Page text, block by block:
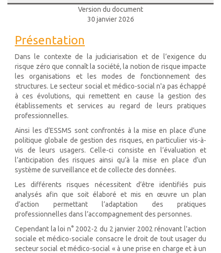
Version du document
30 janvier 2026
Présentation
Dans le contexte de la judiciarisation et de l’exigence du
risque zéro que connaît la société, la notion de risque impacte
les organisations et les modes de fonctionnement des
structures. Le secteur social et médico-social n'a pas échappé
à ces évolutions, qui remettent en cause la gestion des
établissements et services au regard de leurs pratiques
professionnelles.
Ainsi les d’ESSMS sont confrontés à la mise en place d’une
politique globale de gestion des risques, en particulier vis-à-
vis de leurs usagers. Celle-ci consiste en l’évaluation et
l’anticipation des risques ainsi qu’à la mise en place d’un
système de surveillance et de collecte des données.
Les différents risques nécessitent d’être identifiés puis
analysés afin que soit élaboré et mis en œuvre un plan
d’action permettant l’adaptation des pratiques
professionnelles dans l’accompagnement des personnes.
Cependant la loi n° 2002-2 du 2 janvier 2002 rénovant l'action
sociale et médico-sociale consacre le droit de tout usager du
secteur social et médico-social « à une prise en charge et à un